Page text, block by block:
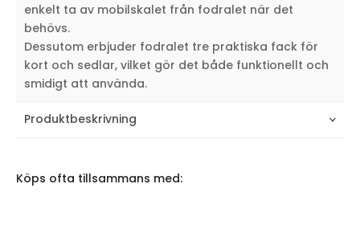
enkelt ta av mobilskalet från fodralet när det
behövs.
Dessutom erbjuder fodralet tre praktiska fack för
kort och sedlar, vilket gör det både funktionellt och
smidigt att använda.
Produktbeskrivning
Köps ofta tillsammans med: